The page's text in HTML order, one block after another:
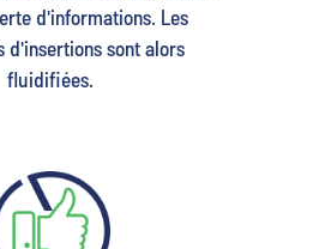
d'informations. Les
d'insertions sont alors
fluidifiées.